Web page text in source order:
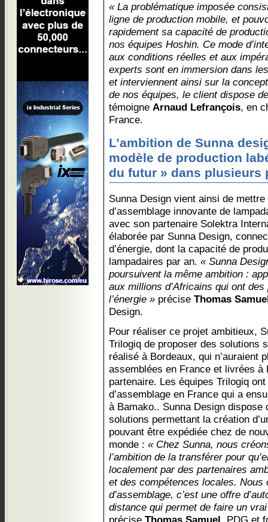
« La problématique imposée
ligne de production mobile, et
rapidement sa capacité de
nos équipes Hoshin. Ce mode
aux conditions réelles et aux
experts sont en immersion dans
et interviennent ainsi sur la
de nos équipes, le client dispose
témoigne Arnaud Lefrançois, en
France.
L’ambition de Sunna
modèle de production
du futur » dans plusieurs
Sunna Design vient ainsi de
d’assemblage innovante de
avec son partenaire Solektra
élaborée par Sunna Design,
d’énergie, dont la capacité de
lampadaires par an. « Sunna
poursuivent la même ambition :
aux millions d’Africains qui ont des
l’énergie » précise Thomas
Design.
Pour réaliser ce projet ambitieux,
Trilogiq de proposer des solutions
réalisé à Bordeaux, qui n’auraient
assemblées en France et livrées
partenaire. Les équipes Trilogiq
d’assemblage en France qui a
à Bamako.. Sunna Design dispose
solutions permettant la création
pouvant être expédiée chez de
monde : « Chez Sunna, nous
l’ambition de la transférer pour
localement par des partenaires
et des compétences locales. Nous
d’assemblage, c’est une offre
distance qui permet de faire un
précise Thomas Samuel, PDG et